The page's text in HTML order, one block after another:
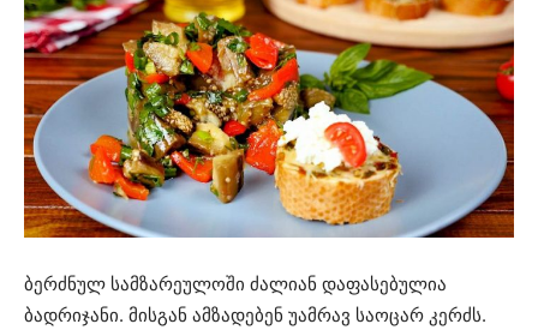
ბერძნულ სამზარეულოში ძალიან დაფასებულია
ბადრიჯანი. მისგან ამზადებენ უამრავ საოცარ კერძს.